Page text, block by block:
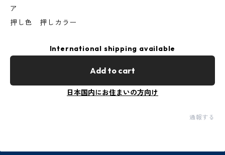
ア
押し色 押しカラー
International shipping available
Add to cart
日本国内にお住まいの方向け
通報する